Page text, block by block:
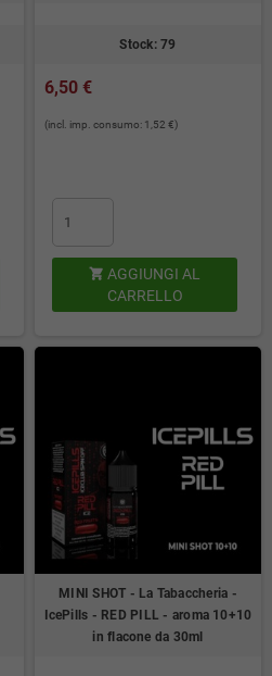
Stock: 79
6,50 €
(incl. imp. consumo: 1,52 €)
 AGGIUNGI AL
CARRELLO
MINI SHOT - La Tabaccheria -
IcePills - RED PILL - aroma 10+10
in flacone da 30ml